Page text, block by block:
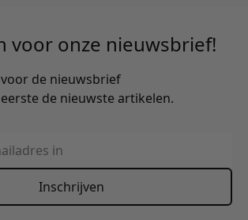
voor onze nieuwsbrief!
de nieuwsbrief
de nieuwste artikelen.
Inschrijven